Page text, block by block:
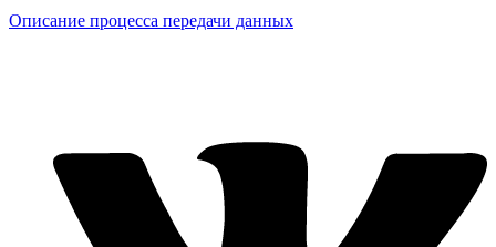
Описание процесса передачи данных